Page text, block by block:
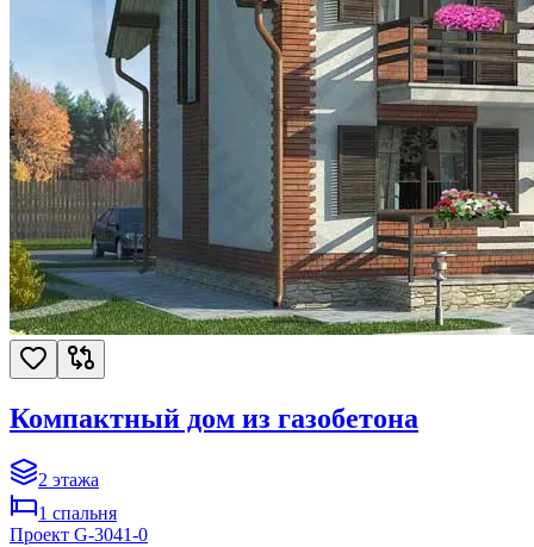
Компактный дом из газобетона
2 этажа
1 спальня
Проект G-3041-0